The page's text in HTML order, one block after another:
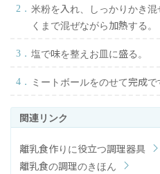
米粉を入れ、しっかりかき
くまで混ぜながら加熱する。
塩で味を整えお皿に盛る。
ミートボールをのせて完成で
離乳食作りに役立つ調理器具
離乳食の調理のきほん